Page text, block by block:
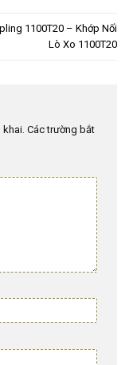
1100T20 – Khớp Nối
Lò Xo 1100T20
Các trường bắt